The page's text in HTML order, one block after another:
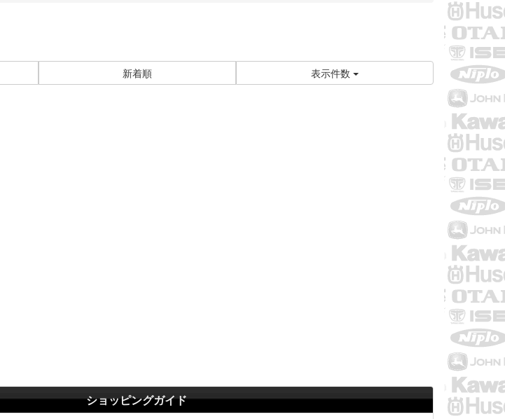
新着順 表示件数
ショッピングガイド